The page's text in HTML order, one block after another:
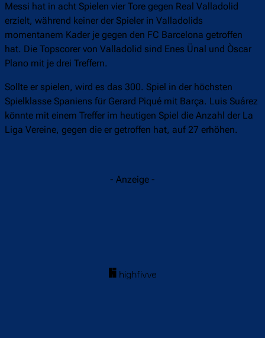
Messi hat in acht Spielen vier Tore gegen Real Valladolid
erzielt, während keiner der Spieler in Valladolids
momentanem Kader je gegen den FC Barcelona getroffen
hat. Die Topscorer von Valladolid sind Enes Ünal und Òscar
Plano mit je drei Treffern.
Sollte er spielen, wird es das 300. Spiel in der höchsten
Spielklasse Spaniens für Gerard Piqué mit Barça. Luis Suárez
könnte mit einem Treffer im heutigen Spiel die Anzahl der La
Liga Vereine, gegen die er getroffen hat, auf 27 erhöhen.
- Anzeige -